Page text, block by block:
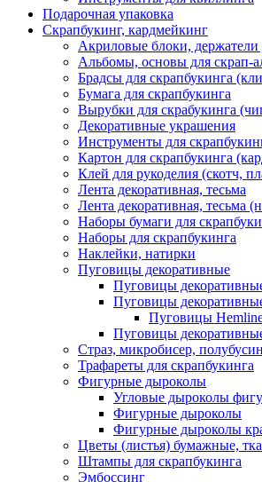
Подарочная упаковка
Скрапбукинг, кардмейкинг
Акриловые блоки,
Альбомы, основы для скрап-
Брадсы для скрапбукинга
Бумага для скрапбукинга
Вырубки для скрабукинга
Декоративные украшения
Инструменты для
Картон для скрапбукинга
Клей для рукоделия (скотч,
Лента декоративная, тесьма
Лента декоративная, тесьма
Наборы бумаги для
Наборы для скрапбукинга
Наклейки, натирки
Пуговицы декоративные
Пуговицы
Пуговицы
Пуговицы
Пуговицы
Страз, микробисер,
Трафареты для скрапбукинга
Фигурные дыроколы
Угловые дыроколы
Фигурные дыроколы
Фигурные дыроколы
Цветы (листья) бумажные,
Штампы для скрапбукинга
Эмбоссинг